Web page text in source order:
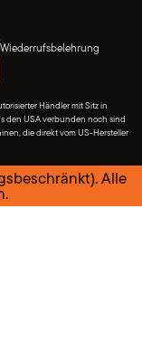
Wiederrufsbelehrung
Händler mit Sitz in
den USA verbunden noch sind
die direkt vom US-Hersteller
Alle